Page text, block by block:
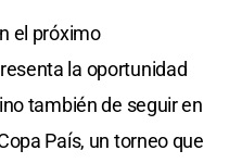
el próximo
la oportunidad
también de seguir en
País, un torneo que